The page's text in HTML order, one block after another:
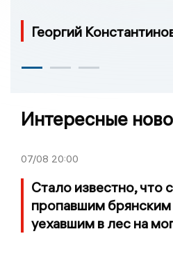
Георгий
Интересные
07/08 20:00
Стало известно, что
пропавшим
уехавшим в лес на